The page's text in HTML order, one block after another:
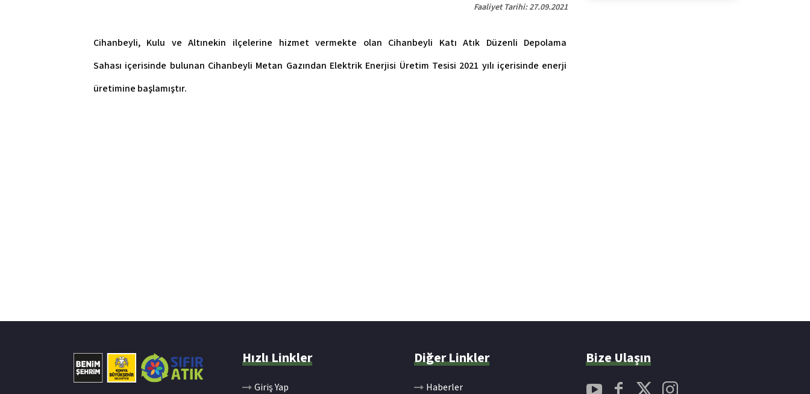
Faaliyet Tarihi: 27.09.2021
Cihanbeyli, Kulu ve Altınekin ilçelerine hizmet vermekte olan Cihanbeyli Katı Atık Düzenli Depolama
Sahası içerisinde bulunan Cihanbeyli Metan Gazından Elektrik Enerjisi Üretim Tesisi 2021 yılı içerisinde enerji
üretimine başlamıştır.
Hızlı Linkler
Giriş Yap
Diğer Linkler
Haberler
Bize Ulaşın